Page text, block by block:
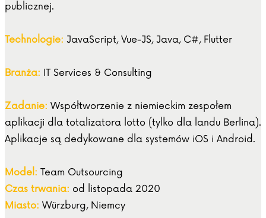
publicznej.
Technologie: JavaScript, Vue-JS, Java, C#, Flutter
Branża: IT Services & Consulting
Zadanie: Współtworzenie z niemieckim zespołem
aplikacji dla totalizatora lotto (tylko dla landu Berlina).
Aplikacje są dedykowane dla systemów iOS i Android.
Model: Team Outsourcing
Czas trwania: od listopada 2020
Miasto: Würzburg, Niemcy